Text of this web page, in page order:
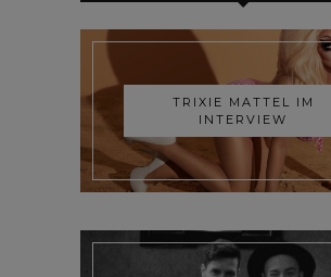
TRIXIE MATTEL IM
INTERVIEW